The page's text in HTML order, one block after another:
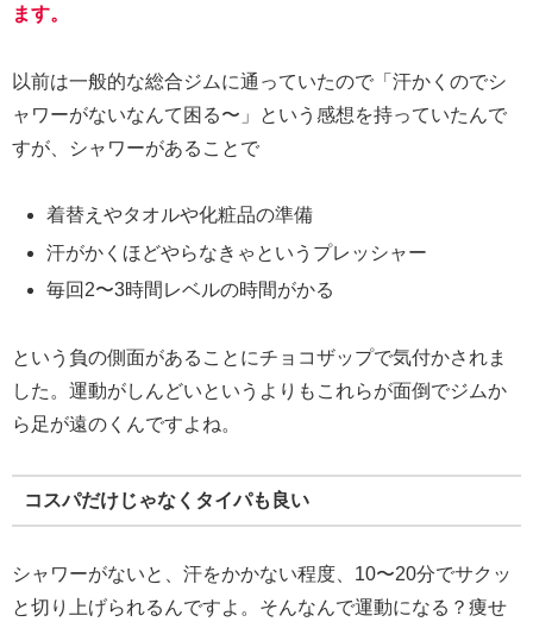
ます。
以前は一般的な総合ジムに通っていたので「汗かくのでシ
ャワーがないなんて困る〜」という感想を持っていたんで
すが、シャワーがあることで
着替えやタオルや化粧品の準備
汗がかくほどやらなきゃというプレッシャー
毎回2〜3時間レベルの時間がかる
という負の側面があることにチョコザップで気付かされま
した。運動がしんどいというよりもこれらが面倒でジムか
ら足が遠のくんですよね。
コスパだけじゃなくタイパも良い
シャワーがないと、汗をかかない程度、10〜20分でサクッ
と切り上げられるんですよ。そんなんで運動になる？痩せ